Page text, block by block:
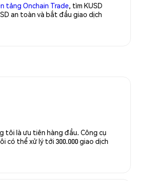
tảng Onchain Trade, tìm KUSD
an toàn và bắt đầu giao dịch
tôi là ưu tiên hàng đầu. Công cụ
có thể xử lý tới 300.000 giao dịch